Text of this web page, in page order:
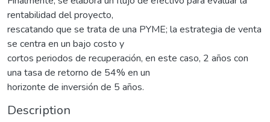
rentabilidad del proyecto,
rescatando que se trata de una PYME; la estrategia de venta
se centra en un bajo costo y
cortos periodos de recuperación, en este caso, 2 años con
una tasa de retorno de 54% en un
horizonte de inversión de 5 años.
Description